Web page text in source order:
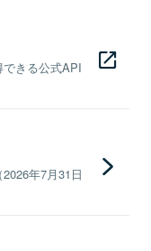
きる公式API
年7月31日